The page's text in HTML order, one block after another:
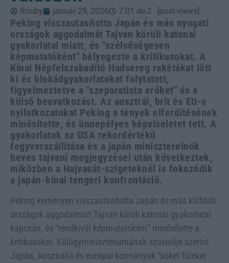
Rooby január 29, 2026 7:01 de. [post-views]
Peking visszautasította Japán és más nyugati
országok aggodalmát Tajvan körüli katonai
gyakorlatai miatt, és "szélsőségesen
képmutatóként" bélyegezte a kritikusokat. A
Kínai Népfelszabadító Hadsereg rakétákat lőtt
ki és blokádgyakorlatokat folytatott,
figyelmeztetve a "szeparatista erőket" és a
külső beavatkozást. Az ausztrál, brit és EU-s
nyilatkozatokat Peking a tények elferdítésének
minősítette, és ünnepélyes képviseletet tett. A
gyakorlatok az USA rekordértékű
fegyverszállítása és a japán miniszterelnök
heves tajvani megjegyzései után következtek,
miközben a Hajvasút-szigeteknél is fokozódik
a japán-kínai tengeri konfrontáció.
Peking keményen visszautasította Japán és más külföldi
országok aggodalmait Tajvan körüli katonai gyakorlatai
kapcsán, és “rendkívül képmutatóként” minősítette a
kritikusokat. Külügyminisztériumának szóvivője szerint
Japán, Ausztrália és európai kormányok “süket fülekre